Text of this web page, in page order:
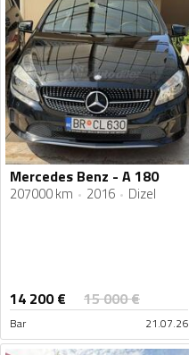
Mercedes Benz - A 180
207000 km 2016 Dizel
14 200€ 15 000€
Bar 21.07.26